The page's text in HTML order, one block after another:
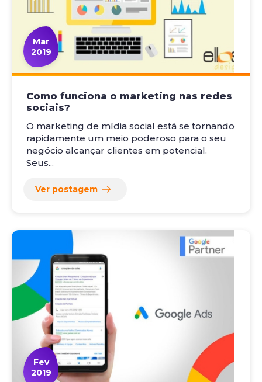
Mar
2019
Como funciona o marketing nas redes
sociais?
O marketing de mídia social está se tornando
rapidamente um meio poderoso para o seu
negócio alcançar clientes em potencial.
Seus...
Ver postagem
Fev
2019